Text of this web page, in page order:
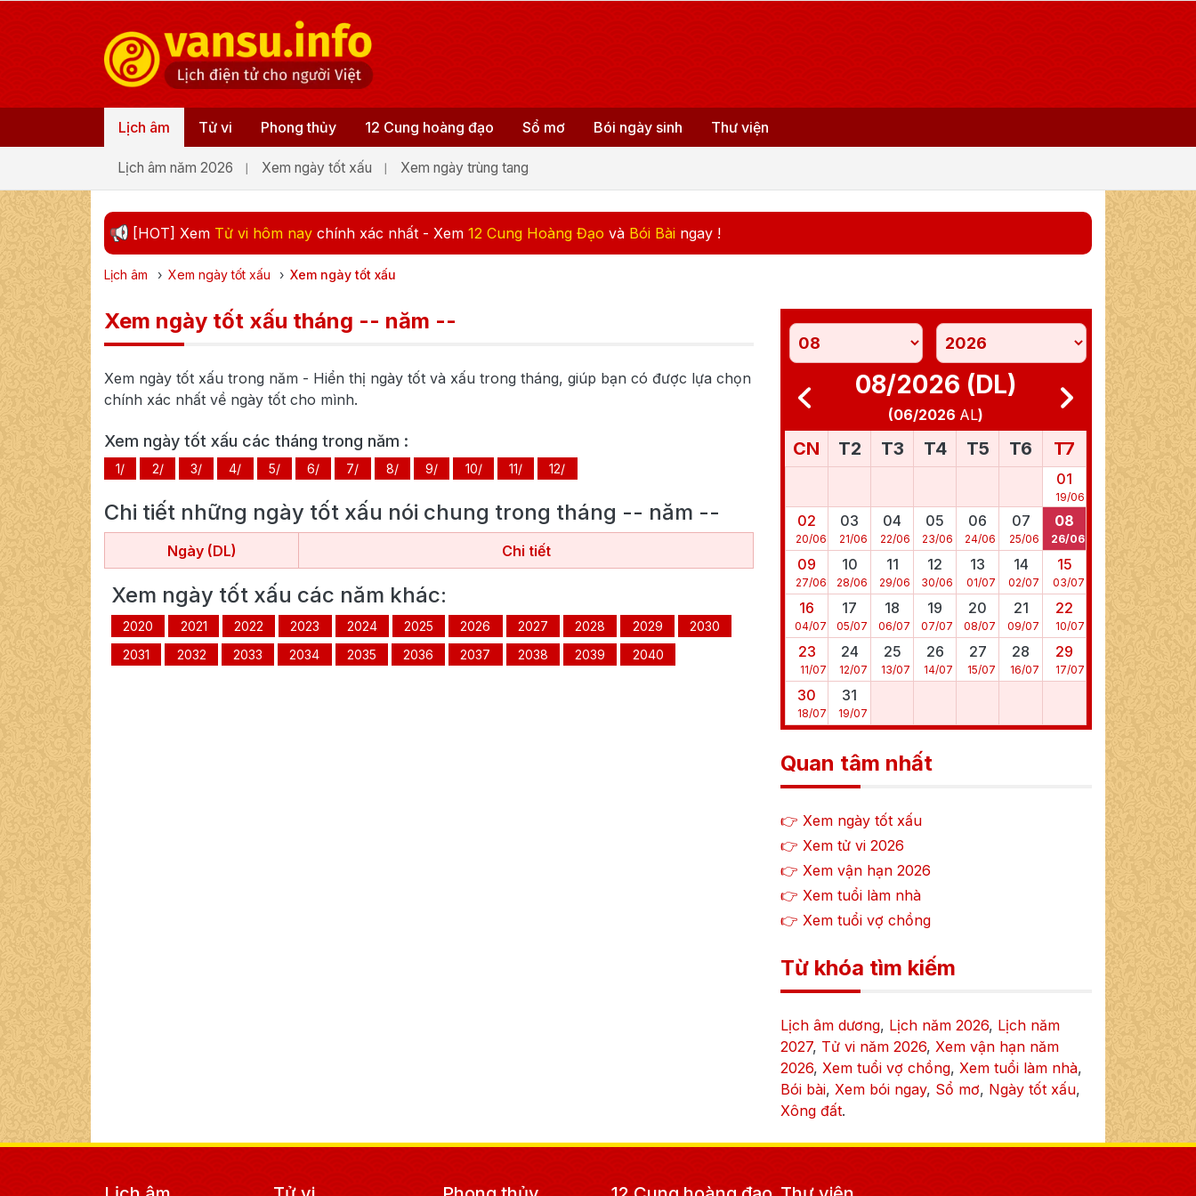
Lịch âm
Lịch âm năm 2026 Xem ngày tốt xấu Xem ngày trùng tang
Tử vi Phong thủy 12 Cung hoàng đạo Sổ mơ Bói ngày sinh Thư viện
[HOT] Xem Tử vi hôm nay chính xác nhất - Xem 12 Cung Hoàng Đạo và Bói Bài ngay !
Lịch âm › Xem ngày tốt xấu › Xem ngày tốt xấu
Xem ngày tốt xấu tháng -- năm --
Xem ngày tốt xấu trong năm - Hiển thị ngày tốt và xấu trong tháng, giúp bạn có được lựa chọn
chính xác nhất về ngày tốt cho mình.
Xem ngày tốt xấu các tháng trong năm :
1/ 2/ 3/ 4/ 5/ 6/ 7/ 8/ 9/ 10/ 11/ 12/
Chi tiết những ngày tốt xấu nói chung trong tháng -- năm --
Ngày (DL) Chi tiết
Xem ngày tốt xấu các năm khác:
2020 2021 2022 2023 2024 2025 2026 2027 2028 2029
2030
2031
2032 2033 2034 2035 2036 2037 2038 2039 2040
08/2026 (DL)
(06/2026 AL)
CN T2 T3 T4 T5 T6 T7
01
19/06
02
20/06
03
21/06
04
22/06
05
23/06
06
24/06
07
25/06
08
26/06
09
27/06
10
28/06
11
29/06
12
30/06
13
01/07
14
02/07
15
03/07
16
04/07
17
05/07
18
06/07
19
07/07
20
08/07
21
09/07
22
10/07
23
11/07
24
12/07
25
13/07
26
14/07
27
15/07
28
16/07
29
17/07
30
18/07
31
19/07
Quan tâm nhất
👉 Xem ngày tốt xấu
👉 Xem tử vi 2026
👉 Xem vận hạn 2026
👉 Xem tuổi làm nhà
👉 Xem tuổi vợ chồng
Từ khóa tìm kiếm
Lịch âm dương, Lịch năm 2026, Lịch năm
2027, Tử vi năm 2026, Xem vận hạn năm
2026, Xem tuổi vợ chồng, Xem tuổi làm nhà,
Bói bài, Xem bói ngay, Sổ mơ, Ngày tốt xấu,
Xông đất.